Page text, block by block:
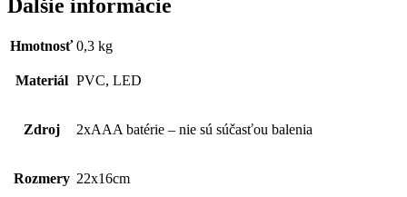
Ďalšie informácie
Hmotnosť 0,3 kg
Materiál PVC, LED
Zdroj 2xAAA batérie – nie sú súčasťou balenia
Rozmery 22x16cm